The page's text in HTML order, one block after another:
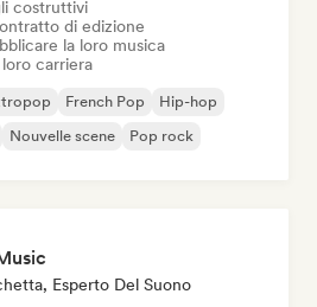
costruttivi
di edizione
la loro musica
carriera
French Pop
Hip-hop
Nouvelle scene Pop rock
Esperto Del Suono